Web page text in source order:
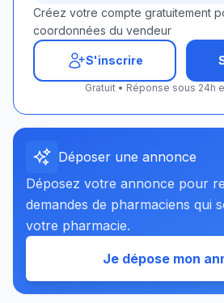
Créez votre compte gratuitement
coordonnées du vendeur
S'inscrire
Gratuit • Réponse sous 24h
Déposer une annonce
Déposez votre annonce pour
demandes de pharmaciens qui
votre pharmacie.
Je dépose mon